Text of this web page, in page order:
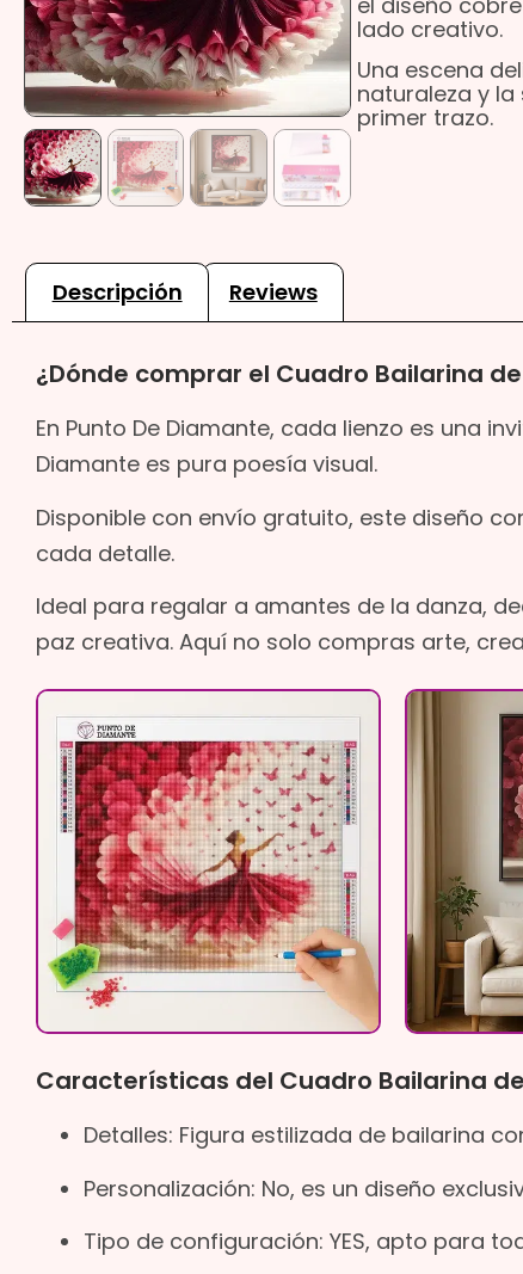
lado creativo.
Una escena
naturaleza y
primer trazo.
Descripción Reviews
¿Dónde comprar el Cuadro Bailarina
En Punto De Diamante, cada lienzo es una
Diamante es pura poesía visual.
Disponible con envío gratuito, este diseño
cada detalle.
Ideal para regalar a amantes de la danza,
paz creativa. Aquí no solo compras arte,
Características del Cuadro Bailarina
Detalles: Figura estilizada de bailarina
Personalización: No, es un diseño
Tipo de configuración: YES, apto para